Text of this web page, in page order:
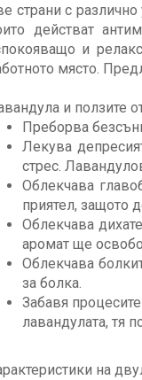
страни с
действат
и
място.
и ползите
Преборва
Лекува
стрес.
Облекчава
приятел, защото
Облекчава
аромат ще
Облекчава
за болка.
Забавя
лавандулата, тя
на